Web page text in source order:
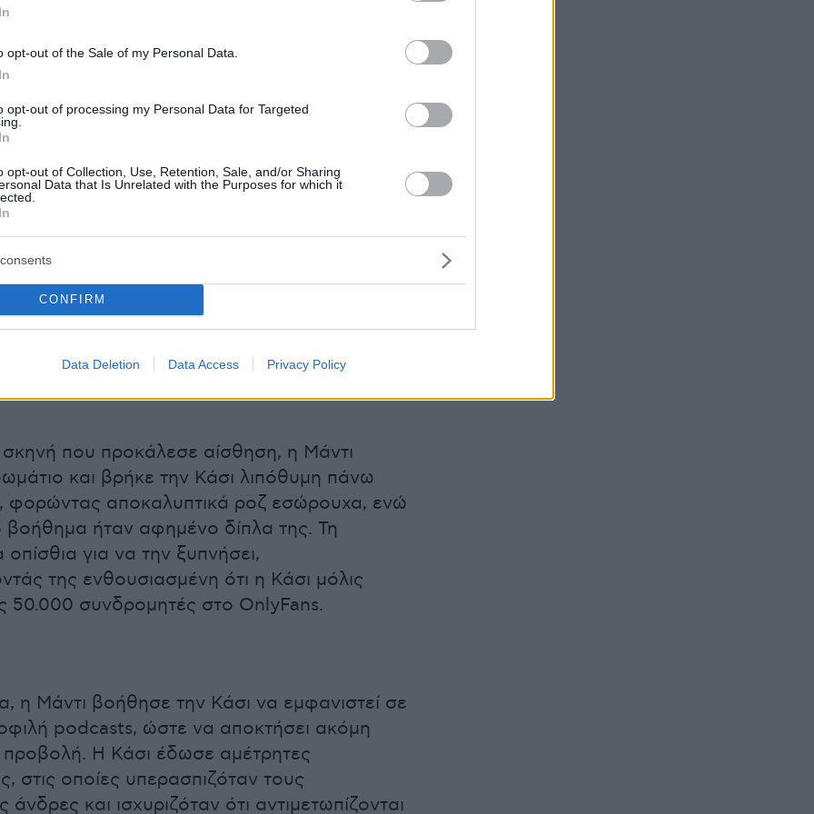
opt-out of the Sale of my Personal Data.
opt-out of processing my Personal Data for Targeted
opt-out of Collection, Use, Retention, Sale, and/or Sharing
Data that Is Unrelated with the Purposes for which it
CONFIRM
Data Deletion Data Access Privacy Policy
ενώ η Μάντι την κατέγραφε.
as fans slam 'disturbing' show
UnYEJb1ial
US (@Daily_MailUS)May 11, 2026
αστυνομικό, δείχνοντας τη σιλουέτα της
εφαρμοστή αστυνομική στολή. Κατέγραψε
για όσους έχουν φετίχ ταπείνωσης,
τον δει να παίζει με το «μικροσκοπικό του
που προκάλεσε αίσθηση, η Μάντι
και βρήκε την Κάσι λιπόθυμη πάνω
φορώντας αποκαλυπτικά ροζ εσώρουχα, ενώ
βοήθημα ήταν αφημένο δίπλα της. Τη
για να την ξυπνήσει,
της ενθουσιασμένη ότι η Κάσι μόλις
50.000 συνδρομητές στο OnlyFans.
η Μάντι βοήθησε την Κάσι να εμφανιστεί σε
podcasts, ώστε να αποκτήσει ακόμη
προβολή. Η Κάσι έδωσε αμέτρητες
στις οποίες υπερασπιζόταν τους
άνδρες και ισχυριζόταν ότι αντιμετωπίζονται